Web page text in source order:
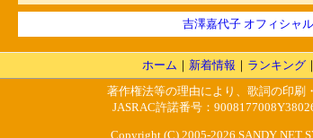
吉澤嘉代子 オフィシャ
ホーム ｜ 新着情報 ｜ ランキング ｜
著作権法等の理由により、歌詞の印刷
JASRAC許諾番号：
Copyright (C) 2005-2026 SANDY NET